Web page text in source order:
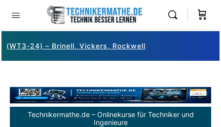
(WT3-24) – Brinell, Vickers, Rockwell
Technikermathe.de – Onlinekurse für Techniker und
Ingenieure